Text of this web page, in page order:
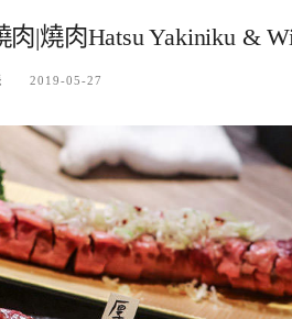
肉|燒肉Hatsu Yakiniku &
2019-05-27